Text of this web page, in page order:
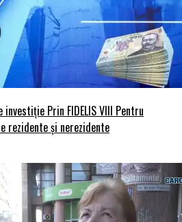
Prin FIDELIS VIII Pentru
rezidente și nerezidente